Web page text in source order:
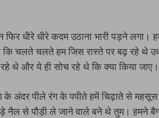
धीरे धीरे कदम उठाना भारी पड़ने लगा।
चलते चलते हम जिस रास्ते पर बढ़ रहे थे
थे और ये ही सोच रहे थे कि क्या किया जाए।
अंदर पीले रंग के पपीते हमें चिढ़ाते से महसूस
नैल से पौड़ी ले जाने वाले बने थे तुम। हमने